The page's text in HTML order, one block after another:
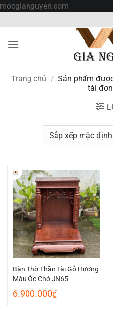
mocgianguyen.com
nội
dung
Trang chủ / Sản phẩm
tài đơn
Bàn Thờ Thần Tài Gỗ Hương
Màu Óc Chó JN65
6.900.000₫